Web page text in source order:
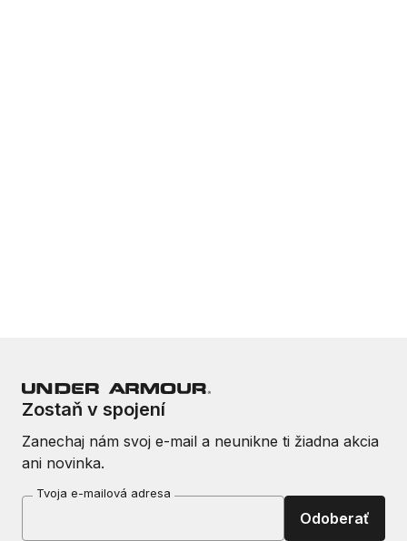
Zostaň v spojení
Zanechaj nám svoj e-mail a neunikne ti žiadna akcia
ani novinka.
Tvoja e-mailová adresa
Odoberať